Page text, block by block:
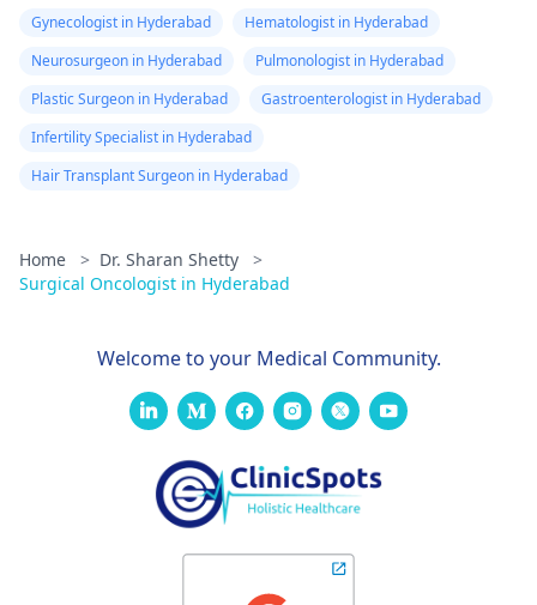
Gynecologist in Hyderabad
Hematologist in Hyderabad
Neurosurgeon in Hyderabad
Pulmonologist in Hyderabad
Plastic Surgeon in Hyderabad
Gastroenterologist in Hyderabad
Infertility Specialist in Hyderabad
Hair Transplant Surgeon in Hyderabad
Home > Dr. Sharan Shetty
>
Surgical Oncologist in Hyderabad
Welcome to your Medical Community.